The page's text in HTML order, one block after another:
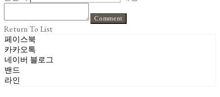
Comment
Return To List
페이스북
카카오톡
네이버 블로그
밴드
라인